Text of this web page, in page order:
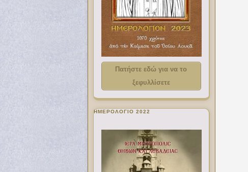
Πατήστε εδώ για να το
ξεφυλλίσετε
ΗΜΕΡΟΛΟΓΙΟ 2022